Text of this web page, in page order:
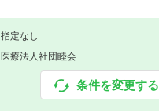
指定なし
医療法人社団睦会
条件を変更する